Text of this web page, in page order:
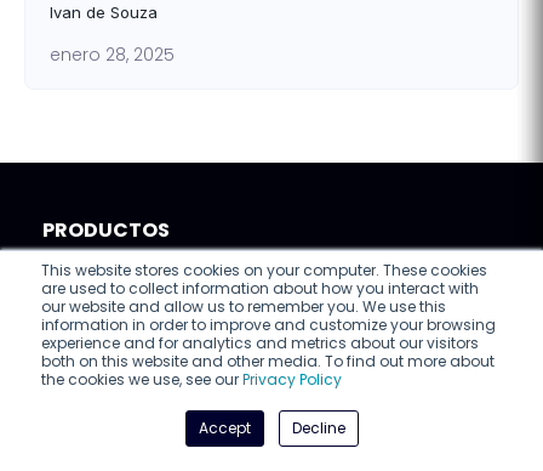
This website stores cookies on your computer. These cookies
are used to collect information about how you interact with
our website and allow us to remember you. We use this
information in order to improve and customize your browsing
experience and for analytics and metrics about our visitors
both on this website and other media. To find out more about
the cookies we use, see ourPrivacy Policy
Accept Decline
Ivan de Souza
enero 28, 2025
PRODUCTOS
Verificación de antecedentes
Validación de identidad digital
Customer Engagement
Firma electrónica ↗